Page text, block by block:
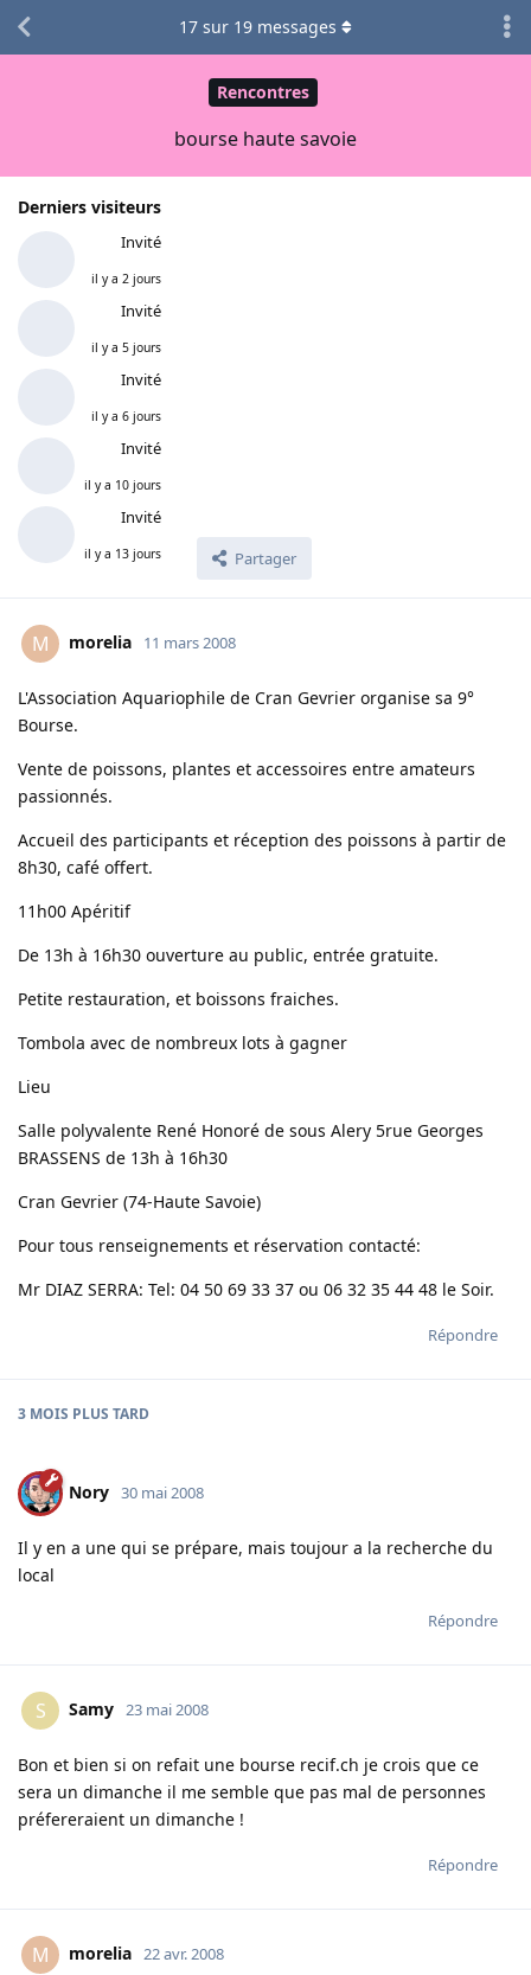
Rencontres
bourse haute savoie
Derniers visiteurs
Invité
il y a 2 jours
Invité
il y a 5 jours
Invité
il y a 6 jours
Invité
il y a 10 jours
Invité
il y a 13 jours Partager
17 sur 19 messages
M morelia 11 mars 2008
L'Association Aquariophile de Cran Gevrier organise sa 9°
Bourse.
Vente de poissons, plantes et accessoires entre amateurs
passionnés.
Accueil des participants et réception des poissons à partir de
8h30, café offert.
11h00 Apéritif
De 13h à 16h30 ouverture au public, entrée gratuite.
Petite restauration, et boissons fraiches.
Tombola avec de nombreux lots à gagner
Lieu
Salle polyvalente René Honoré de sous Alery 5rue Georges
BRASSENS de 13h à 16h30
Cran Gevrier (74-Haute Savoie)
Pour tous renseignements et réservation contacté:
Mr DIAZ SERRA: Tel: 04 50 69 33 37 ou 06 32 35 44 48 le Soir.
Répondre
3 MOIS PLUS TARD
Nory 30 mai 2008
Il y en a une qui se prépare, mais toujour a la recherche du
local
Répondre
S Samy 23 mai 2008
Bon et bien si on refait une bourse recif.ch je crois que ce
sera un dimanche il me semble que pas mal de personnes
préfereraient un dimanche !
Répondre
M morelia 22 avr. 2008